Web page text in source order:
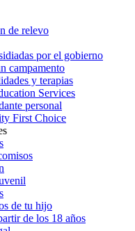
de relevo
por el gobierno
campamento
y terapias
Services
personal
First Choice
de tu hijo
de los 18 años